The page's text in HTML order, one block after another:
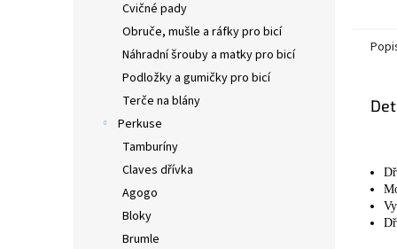
Cvičné pady
Obruče, mušle a ráfky pro bicí
Náhradní šrouby a matky pro bicí
Podložky a gumičky pro bicí
Terče na blány
Perkuse
Tamburíny
Claves dřívka
Agogo
Bloky
Brumle